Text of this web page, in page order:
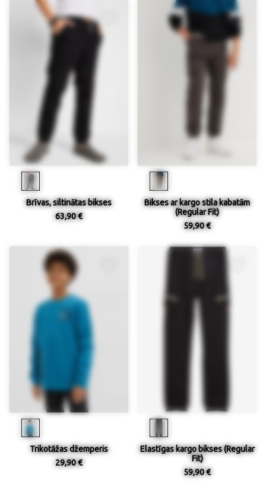
Brīvas, siltinātas bikses
63,90 €
Bikses ar kargo stila kabatām
(Regular Fit)
59,90 €
Trikotāžas džemperis
29,90 €
Elastīgas kargo bikses (Regular
Fit)
59,90 €